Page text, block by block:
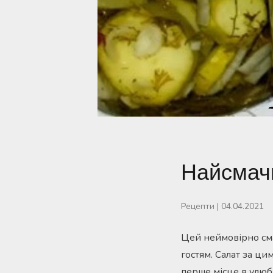
Рецепти | 04.04.2021
Цей неймовірно
гостям. Салат за